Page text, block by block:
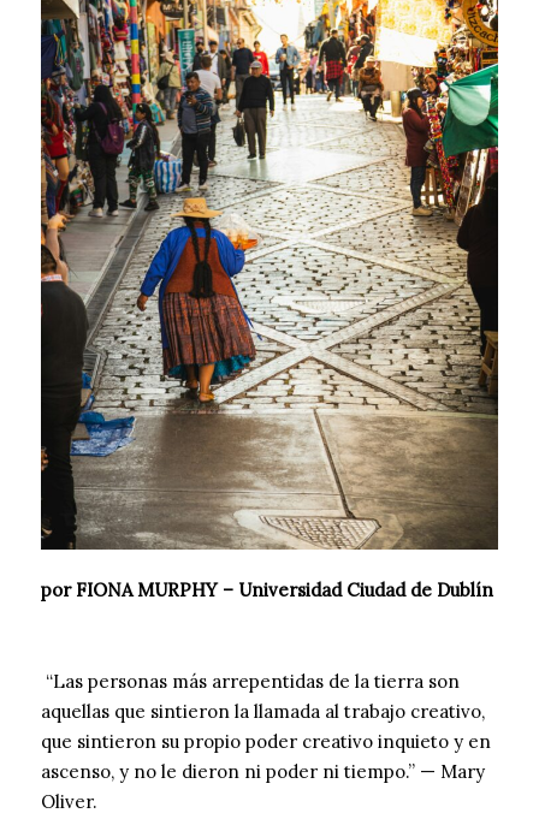
por FIONA MURPHY – Universidad Ciudad de Dublín
“Las personas más arrepentidas de la tierra son
aquellas que sintieron la llamada al trabajo creativo,
que sintieron su propio poder creativo inquieto y en
ascenso, y no le dieron ni poder ni tiempo.” — Mary
Oliver.